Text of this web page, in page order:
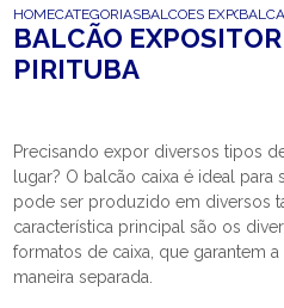
HOMECATEGORIASBALCOES
BALCÃO
PIRITUBA
Precisando expor diversos tipos
lugar? O balcão caixa é ideal para
pode ser produzido em diversos
característica principal são os
formatos de caixa, que garantem
maneira separada.